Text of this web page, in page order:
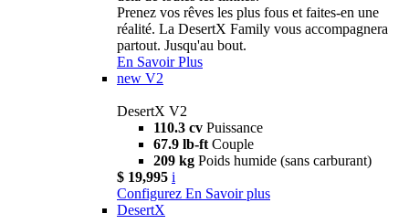
Prenez vos rêves les plus fous et faites-en une
réalité. La DesertX Family vous accompagnera
partout. Jusqu'au bout.
En Savoir Plus
new V2
DesertX V2
110.3 cv Puissance
67.9 lb-ft Couple
209 kg Poids humide (sans carburant)
$ 19,995 i
Configurez En Savoir plus
DesertX